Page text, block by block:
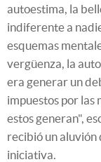
autoestima, la
indiferente a
esquemas
vergüenza, la
era generar un
impuestos por las
estos generan",
recibió un aluvión
iniciativa.